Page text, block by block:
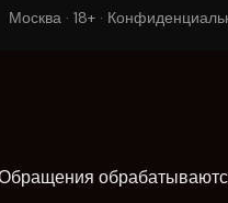
Москва · 18+ ·